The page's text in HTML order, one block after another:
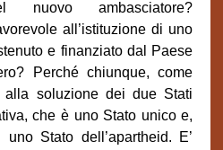
ambasciatore?
all’istituzione di uno
e finanziato dal Paese
Perché chiunque, come
alla soluzione dei due Stati
che è uno Stato unico e,
Stato dell’apartheid. E’